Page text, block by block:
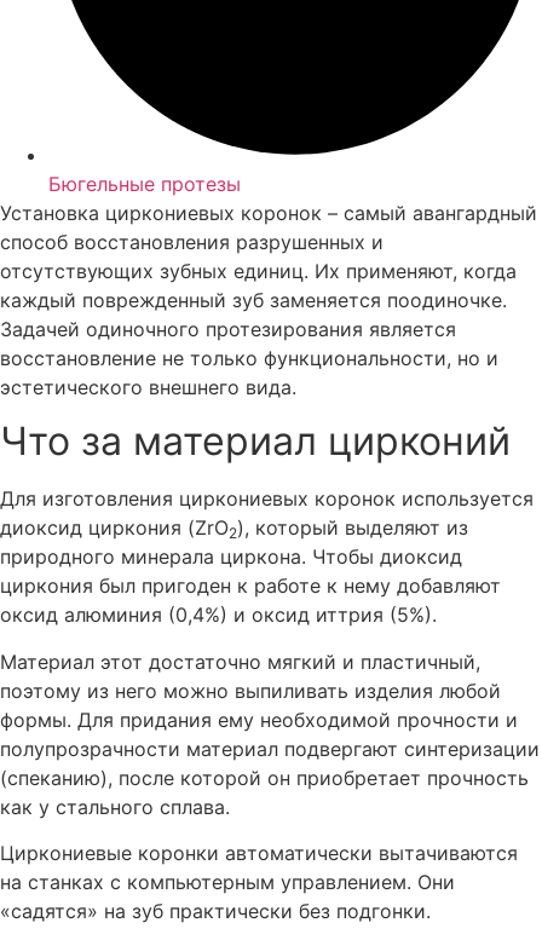
Бюгельные протезы
Установка циркониевых коронок – самый авангардный
способ восстановления разрушенных и
отсутствующих зубных единиц. Их применяют, когда
каждый поврежденный зуб заменяется поодиночке.
Задачей одиночного протезирования является
восстановление не только функциональности, но и
эстетического внешнего вида.
Что за материал цирконий
Для изготовления циркониевых коронок используется
диоксид циркония (ZrO2), который выделяют из
природного минерала циркона. Чтобы диоксид
циркония был пригоден к работе к нему добавляют
оксид алюминия (0,4%) и оксид иттрия (5%).
Материал этот достаточно мягкий и пластичный,
поэтому из него можно выпиливать изделия любой
формы. Для придания ему необходимой прочности и
полупрозрачности материал подвергают синтеризации
(спеканию), после которой он приобретает прочность
как у стального сплава.
Циркониевые коронки автоматически вытачиваются
на станках с компьютерным управлением. Они
«садятся» на зуб практически без подгонки.